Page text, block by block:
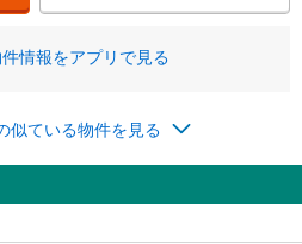
情報をアプリで見る
似ている物件を見る